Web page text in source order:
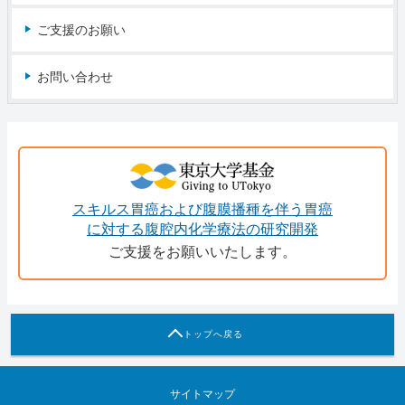
ご支援のお願い
お問い合わせ
スキルス胃癌および腹膜播種を伴う胃癌
に対する腹腔内化学療法の研究開発
ご支援をお願いいたします。
トップへ戻る
サイトマップ